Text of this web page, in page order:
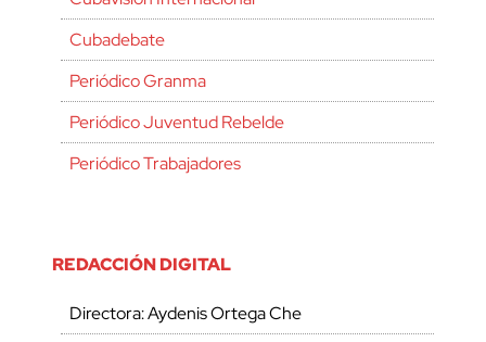
Cubadebate
Periódico Granma
Periódico Juventud Rebelde
Periódico Trabajadores
REDACCIÓN DIGITAL
Directora: Aydenis Ortega Che